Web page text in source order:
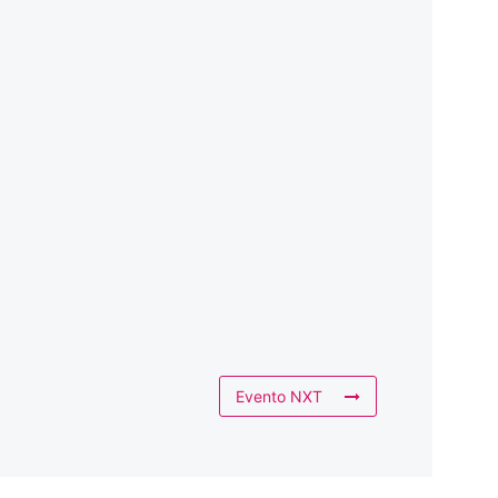
Evento NXT